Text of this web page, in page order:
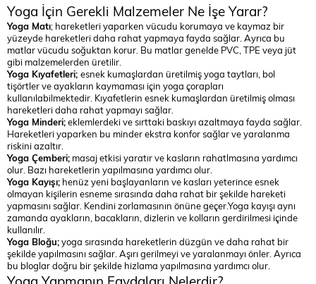
Yoga İçin Gerekli Malzemeler Ne İşe Yarar?
Yoga Matı; hareketleri yaparken vücudu korumaya ve kaymaz bir
yüzeyde hareketleri daha rahat yapmaya fayda sağlar. Ayrıca bu
matlar vücudu soğuktan korur. Bu matlar genelde PVC, TPE veya jüt
gibi malzemelerden üretilir.
Yoga Kıyafetleri; esnek kumaşlardan üretilmiş yoga taytları, bol
tişörtler ve ayakların kaymaması için yoga çorapları
kullanılabilmektedir. Kıyafetlerin esnek kumaşlardan üretilmiş olması
hareketleri daha rahat yapmayı sağlar.
Yoga Minderi;eklemlerdeki ve sırttaki baskıyı azaltmaya fayda sağlar.
Hareketleri yaparken bu minder ekstra konfor sağlar ve yaralanma
riskini azaltır.
Yoga Çemberi; masaj etkisi yaratır ve kasların rahatlmasına yardımcı
olur. Bazı hareketlerin yapılmasına yardımcı olur.
Yoga Kayışı; henüz yeni başlayanların ve kasları yeterince esnek
olmayan kişilerin esneme sırasında daha rahat bir şekilde hareketi
yapmasını sağlar. Kendini zorlamasının önüne geçer.Yoga kayışı aynı
zamanda ayakların, bacakların, dizlerin ve kolların gerdirilmesi içinde
kullanılır.
Yoga Bloğu;yoga sırasında hareketlerin düzgün ve daha rahat bir
şekilde yapılmasını sağlar. Aşırı gerilmeyi ve yaralanmayı önler. Ayrıca
bu bloglar doğru bir şekilde hizlama yapılmasına yardımcı olur.
Yoga Yapmanın Faydaları Nelerdir?